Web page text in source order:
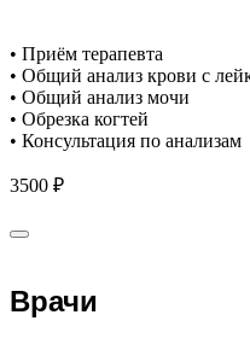
• Приём терапевта
• Общий анализ крови с
• Общий анализ мочи
• Обрезка когтей
• Консультация по анализам
3500 ₽
Врачи